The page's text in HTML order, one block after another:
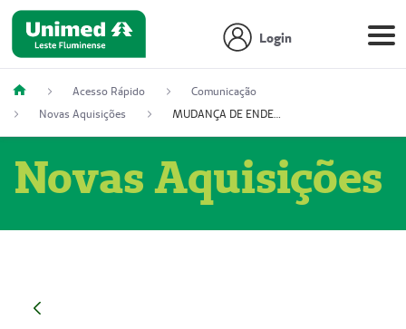
Login
Acesso Rápido
Comunicação
Novas Aquisições
MUDANÇA DE ENDEREÇO - DIAGITAB SERVIÇOS MÉDICOS LTDA (54003267-5)
Novas Aquisições